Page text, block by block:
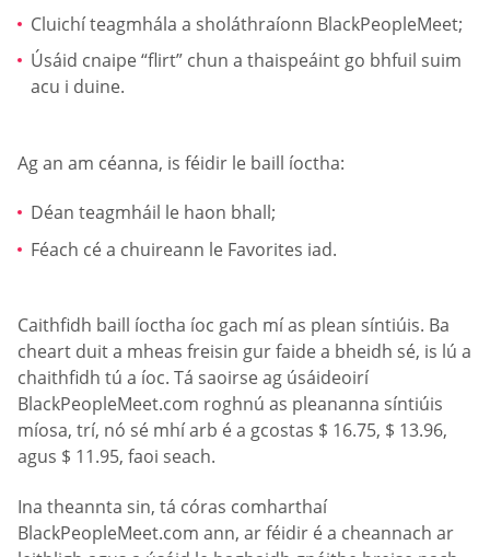
Cluichí teagmhála a sholáthraíonn BlackPeopleMeet;
Úsáid cnaipe “flirt” chun a thaispeáint go bhfuil suim
acu i duine.
Ag an am céanna, is féidir le baill íoctha:
Déan teagmháil le haon bhall;
Féach cé a chuireann le Favorites iad.
Caithfidh baill íoctha íoc gach mí as plean síntiúis. Ba
cheart duit a mheas freisin gur faide a bheidh sé, is lú a
chaithfidh tú a íoc. Tá saoirse ag úsáideoirí
BlackPeopleMeet.com roghnú as pleananna síntiúis
míosa, trí, nó sé mhí arb é a gcostas $ 16.75, $ 13.96,
agus $ 11.95, faoi seach.
Ina theannta sin, tá córas comharthaí
BlackPeopleMeet.com ann, ar féidir é a cheannach ar